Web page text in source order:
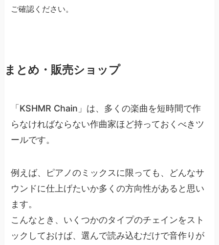
ご確認ください。
まとめ・販売ショップ
「KSHMR Chain」は、多くの楽曲を短時間で作
らなければならない作曲家ほど持っておくべきツ
ールです。
例えば、ピアノのミックスに限っても、どんなサ
ウンドに仕上げたいか多くの方向性があると思い
ます。
こんなとき、いくつかのタイプのチェインをスト
ックしておけば、選んで読み込むだけで音作りが